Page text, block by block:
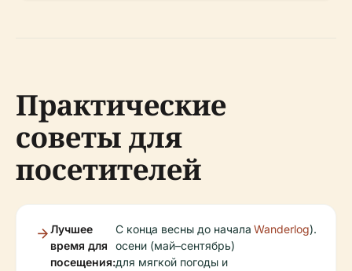
Практические
советы для
посетителей
Лучшее
время для
посещения:
С конца весны до начала
осени (май–сентябрь)
для мягкой погоды и
Wanderlog).